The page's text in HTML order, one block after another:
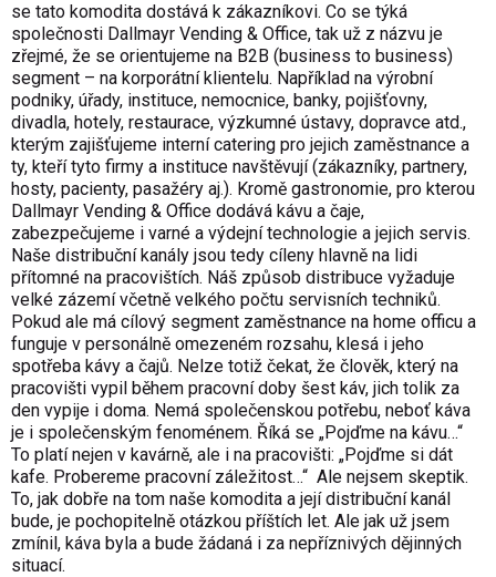
se tato komodita dostává k zákazníkovi. Co se týká
společnosti Dallmayr Vending & Office, tak už z názvu je
zřejmé, že se orientujeme na B2B (business to business)
segment – na korporátní klientelu. Například na výrobní
podniky, úřady, instituce, nemocnice, banky, pojišťovny,
divadla, hotely, restaurace, výzkumné ústavy, dopravce atd.,
kterým zajišťujeme interní catering pro jejich zaměstnance a
ty, kteří tyto firmy a instituce navštěvují (zákazníky, partnery,
hosty, pacienty, pasažéry aj.). Kromě gastronomie, pro kterou
Dallmayr Vending & Office dodává kávu a čaje,
zabezpečujeme i varné a výdejní technologie a jejich servis.
Naše distribuční kanály jsou tedy cíleny hlavně na lidi
přítomné na pracovištích. Náš způsob distribuce vyžaduje
velké zázemí včetně velkého počtu servisních techniků.
Pokud ale má cílový segment zaměstnance na home officu a
funguje v personálně omezeném rozsahu, klesá i jeho
spotřeba kávy a čajů. Nelze totiž čekat, že člověk, který na
pracovišti vypil během pracovní doby šest káv, jich tolik za
den vypije i doma. Nemá společenskou potřebu, neboť káva
je i společenským fenoménem. Říká se „Pojďme na kávu…“
To platí nejen v kavárně, ale i na pracovišti: „Pojďme si dát
kafe. Probereme pracovní záležitost…“ Ale nejsem skeptik.
To, jak dobře na tom naše komodita a její distribuční kanál
bude, je pochopitelně otázkou příštích let. Ale jak už jsem
zmínil, káva byla a bude žádaná i za nepříznivých dějinných
situací.